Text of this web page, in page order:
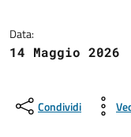
Data:
14 Maggio 2026
Condividi